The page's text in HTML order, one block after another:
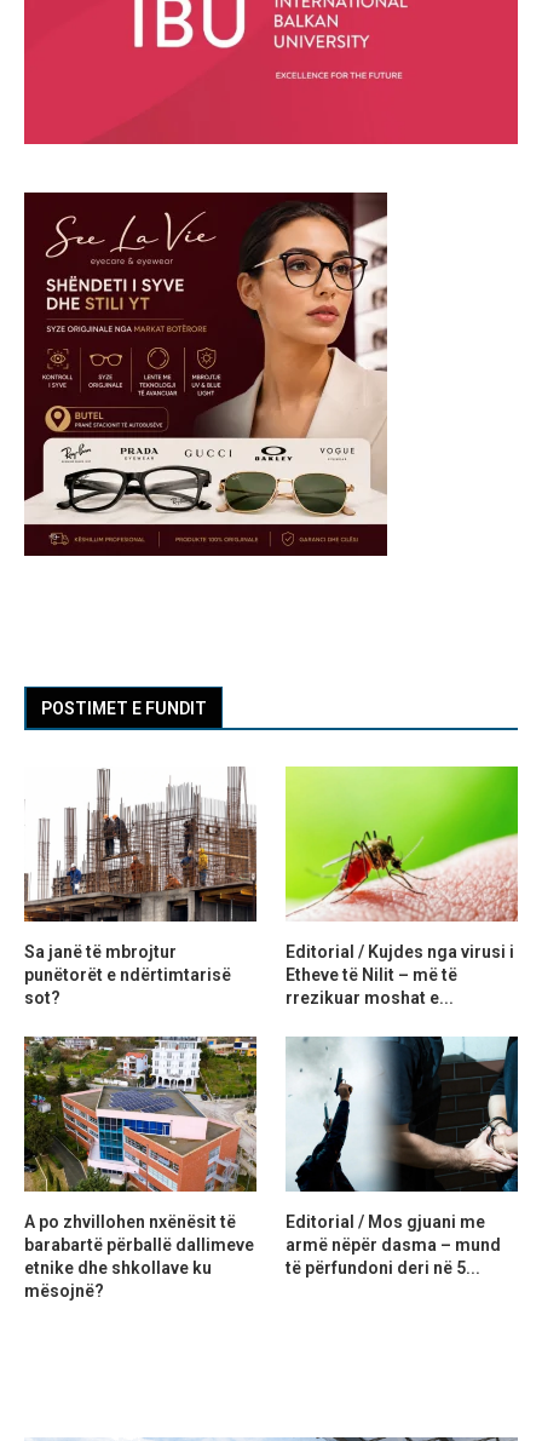
POSTIMET E FUNDIT
Sa janë të mbrojtur
punëtorët e ndërtimtarisë
sot?
Editorial / Kujdes nga virusi i
Etheve të Nilit – më të
rrezikuar moshat e...
A po zhvillohen nxënësit të
barabartë përballë dallimeve
etnike dhe shkollave ku
mësojnë?
Editorial / Mos gjuani me
armë nëpër dasma – mund
të përfundoni deri në 5...